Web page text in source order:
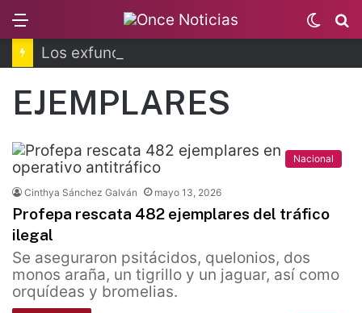
Switch
skin
EJEMPLARES
Nacional
Cinthya Sánchez Galván mayo 13, 2026
Profepa rescata 482 ejemplares del tráfico
ilegal
Se aseguraron psitácidos, quelonios, dos
monos araña, un tigrillo y un jaguar, así como
orquídeas y bromelias.